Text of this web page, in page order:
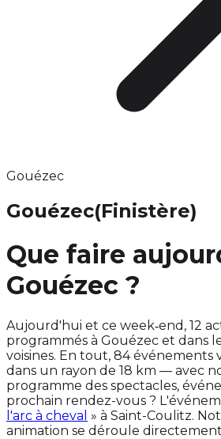
Gouézec
Gouézec(Finistère)
Que faire
Gouézec ?
Aujourd'hui et ce week‑end, 12
programmés à Gouézec et dans
voisines. En tout, 84
dans un rayon de 18 km — avec
programme des spectacles,
prochain rendez-vous ?
l'arc à cheval » à Saint-Coulitz.
animation se déroule